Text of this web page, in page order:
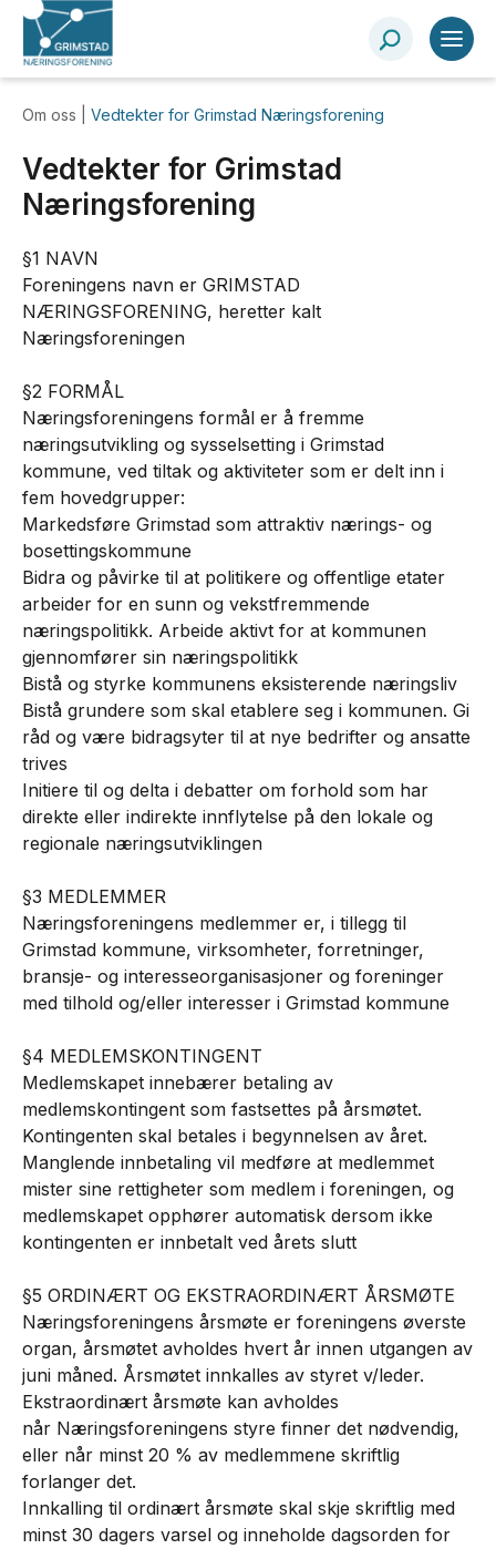
Om oss | Vedtekter for Grimstad Næringsforening
Vedtekter for Grimstad
Næringsforening
§1 NAVN
Foreningens navn er GRIMSTAD
NÆRINGSFORENING, heretter kalt
Næringsforeningen
§2 FORMÅL
Næringsforeningens formål er å fremme
næringsutvikling og sysselsetting i Grimstad
kommune, ved tiltak og aktiviteter som er delt inn i
fem hovedgrupper:
Markedsføre Grimstad som attraktiv nærings- og
bosettingskommune
Bidra og påvirke til at politikere og offentlige etater
arbeider for en sunn og vekstfremmende
næringspolitikk. Arbeide aktivt for at kommunen
gjennomfører sin næringspolitikk
Bistå og styrke kommunens eksisterende næringsliv
Bistå grundere som skal etablere seg i kommunen. Gi
råd og være bidragsyter til at nye bedrifter og ansatte
trives
Initiere til og delta i debatter om forhold som har
direkte eller indirekte innflytelse på den lokale og
regionale næringsutviklingen
§3 MEDLEMMER
Næringsforeningens medlemmer er, i tillegg til
Grimstad kommune, virksomheter, forretninger,
bransje- og interesseorganisasjoner og foreninger
med tilhold og/eller interesser i Grimstad kommune
§4 MEDLEMSKONTINGENT
Medlemskapet innebærer betaling av
medlemskontingent som fastsettes på årsmøtet.
Kontingenten skal betales i begynnelsen av året.
Manglende innbetaling vil medføre at medlemmet
mister sine rettigheter som medlem i foreningen, og
medlemskapet opphører automatisk dersom ikke
kontingenten er innbetalt ved årets slutt
§5 ORDINÆRT OG EKSTRAORDINÆRT ÅRSMØTE
Næringsforeningens årsmøte er foreningens øverste
organ, årsmøtet avholdes hvert år innen utgangen av
juni måned. Årsmøtet innkalles av styret v/leder.
Ekstraordinært årsmøte kan avholdes
når Næringsforeningens styre finner det nødvendig,
eller når minst 20 % av medlemmene skriftlig
forlanger det.
Innkalling til ordinært årsmøte skal skje skriftlig med
minst 30 dagers varsel og inneholde dagsorden for